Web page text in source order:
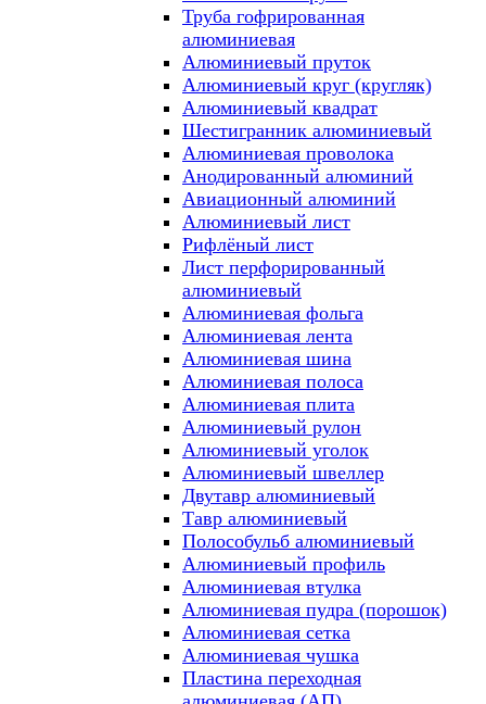
Труба гофрированная
алюминиевая
Алюминиевый пруток
Алюминиевый круг (кругляк)
Алюминиевый квадрат
Шестигранник алюминиевый
Алюминиевая проволока
Анодированный алюминий
Авиационный алюминий
Алюминиевый лист
Рифлёный лист
Лист перфорированный
алюминиевый
Алюминиевая фольга
Алюминиевая лента
Алюминиевая шина
Алюминиевая полоса
Алюминиевая плита
Алюминиевый рулон
Алюминиевый уголок
Алюминиевый швеллер
Двутавр алюминиевый
Тавр алюминиевый
Полособульб алюминиевый
Алюминиевый профиль
Алюминиевая втулка
Алюминиевая пудра (порошок)
Алюминиевая сетка
Алюминиевая чушка
Пластина переходная